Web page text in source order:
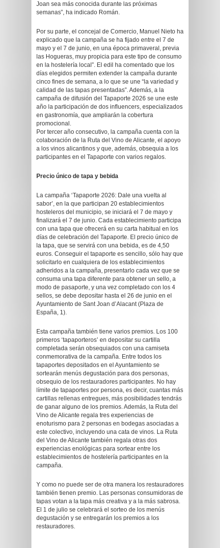
Joan sea más conocida durante las próximas
semanas”, ha indicado Román.
Por su parte, el concejal de Comercio, Manuel Nieto ha
explicado que la campaña se ha fijado entre el 7 de
mayo y el 7 de junio, en una época primaveral, previa
las Hogueras, muy propicia para este tipo de consumo
en la hostelería local”. El edil ha comentado que los
días elegidos permiten extender la campaña durante
cinco fines de semana, a lo que se une “la variedad y
calidad de las tapas presentadas”. Además, a la
campaña de difusión del Tapaporte 2026 se une este
año la participación de dos influencers, especializados
en gastronomía, que ampliarán la cobertura
promocional.
Por tercer año consecutivo, la campaña cuenta con la
colaboración de la Ruta del Vino de Alicante, el apoyo
a los vinos alicantinos y que, además, obsequia a los
participantes en el Tapaporte con varios regalos.
Precio único de tapa y bebida
La campaña ‘Tapaporte 2026: Dale una vuelta al
sabor’, en la que participan 20 establecimientos
hosteleros del municipio, se iniciará el 7 de mayo y
finalizará el 7 de junio. Cada establecimiento participa
con una tapa que ofrecerá en su carta habitual en los
días de celebración del Tapaporte. El precio único de
la tapa, que se servirá con una bebida, es de 4,50
euros. Conseguir el tapaporte es sencillo, sólo hay que
solicitarlo en cualquiera de los establecimientos
adheridos a la campaña, presentarlo cada vez que se
consuma una tapa diferente para obtener un sello, a
modo de pasaporte, y una vez completado con los 4
sellos, se debe depositar hasta el 26 de junio en el
Ayuntamiento de Sant Joan d’Alacant (Plaza de
España, 1).
Esta campaña también tiene varios premios. Los 100
primeros ‘tapaporteros’ en depositar su cartilla
completada serán obsequiados con una camiseta
conmemorativa de la campaña. Entre todos los
tapaportes depositados en el Ayuntamiento se
sortearán menús degustación para dos personas,
obsequio de los restauradores participantes. No hay
límite de tapaportes por persona, es decir, cuantas más
cartillas rellenas entregues, más posibilidades tendrás
de ganar alguno de los premios. Además, la Ruta del
Vino de Alicante regala tres experiencias de
enoturismo para 2 personas en bodegas asociadas a
este colectivo, incluyendo una cata de vinos. La Ruta
del Vino de Alicante también regala otras dos
experiencias enológicas para sortear entre los
establecimientos de hostelería participantes en la
campaña.
Y como no puede ser de otra manera los restauradores
también tienen premio. Las personas consumidoras de
tapas votan a la tapa más creativa y a la más sabrosa.
El 1 de julio se celebrará el sorteo de los menús
degustación y se entregarán los premios a los
restauradores.